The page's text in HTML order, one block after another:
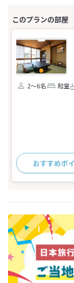
2～6名
和室
おすすめポ